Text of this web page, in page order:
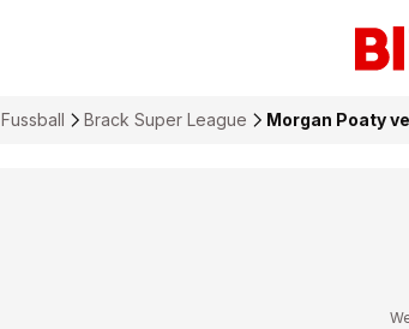
Fussball Brack Super League Morgan Poaty